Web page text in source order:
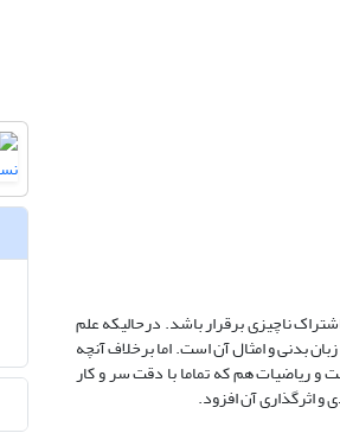
ناچیزی برقرار باشد. درحالیکه علم
بدنی و امثال آن است. اما برخلاف آنچه
و ریاضیات هم که تماما با دقت سر و کار
و اثرگذاری آن افزود.